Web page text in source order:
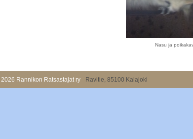
Nasu ja
2026 Rannikon Ratsastajat ry Ravitie, 85100 Kalajoki